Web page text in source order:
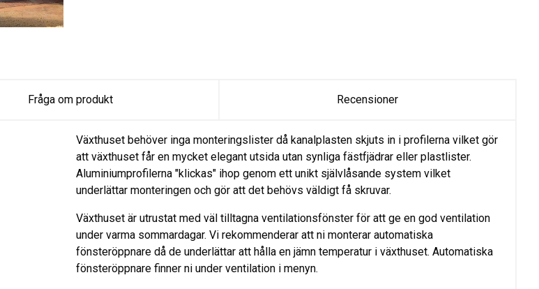
Fråga om produkt Recensioner
Växthuset behöver inga monteringslister då kanalplasten skjuts in i profilerna vilket gör
att växthuset får en mycket elegant utsida utan synliga fästfjädrar eller plastlister.
Aluminiumprofilerna "klickas" ihop genom ett unikt självlåsande system vilket
underlättar monteringen och gör att det behövs väldigt få skruvar.
Växthuset är utrustat med väl tilltagna ventilationsfönster för att ge en god ventilation
under varma sommardagar. Vi rekommenderar att ni monterar automatiska
fönsteröppnare då de underlättar att hålla en jämn temperatur i växthuset. Automatiska
fönsteröppnare finner ni under ventilation i menyn.